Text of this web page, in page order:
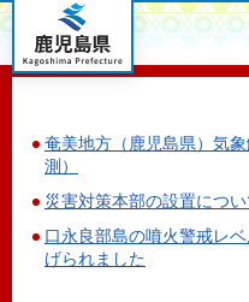
鹿児島県
奄美地方（鹿児島県）気
測）
災害対策本部の設置につい
口永良部島の噴火警戒レ
げられました